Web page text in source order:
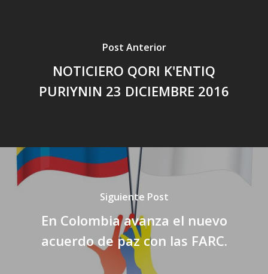
Post Anterior
NOTICIERO QORI K'ENTIQ
PURIYNIN 23 DICIEMBRE 2016
Siguiente Post
En Colombia avanza el nuevo
acuerdo de paz con las FARC.